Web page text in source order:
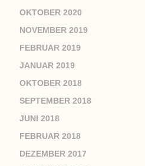
OKTOBER 2020
NOVEMBER 2019
FEBRUAR 2019
JANUAR 2019
OKTOBER 2018
SEPTEMBER 2018
JUNI 2018
FEBRUAR 2018
DEZEMBER 2017